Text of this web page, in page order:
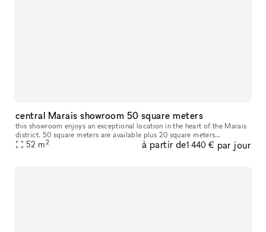
central Marais showroom 50 square meters
this showroom enjoys an exceptional location in the heart of the Marais
district. 50 square meters are available plus 20 square meters
downstairs and in the back for back office or fitting room. Avai
52 m2 à partir de1 440 € par jour